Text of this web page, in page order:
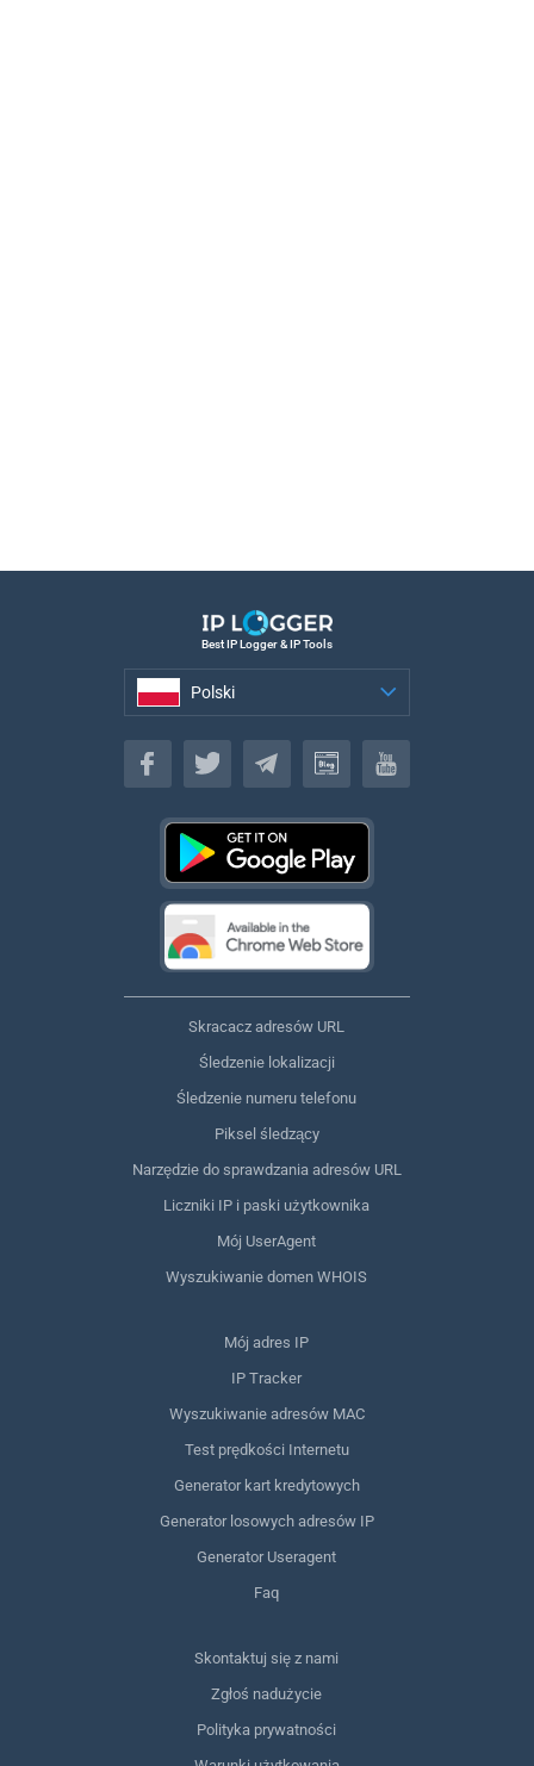
Best IP Logger & IP Tools
Polski
Polski
Skracacz adresów URL
Śledzenie lokalizacji
Śledzenie numeru telefonu
Piksel śledzący
Narzędzie do sprawdzania adresów URL
Liczniki IP i paski użytkownika
Mój UserAgent
Wyszukiwanie domen WHOIS
Mój adres IP
IP Tracker
Wyszukiwanie adresów MAC
Test prędkości Internetu
Generator kart kredytowych
Generator losowych adresów IP
Generator Useragent
Faq
Skontaktuj się z nami
Zgłoś nadużycie
Polityka prywatności